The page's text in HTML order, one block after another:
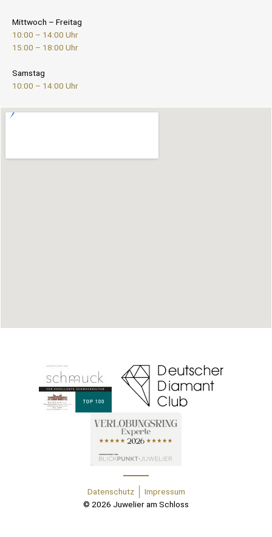
Mittwoch – Freitag
10:00 – 14:00 Uhr
15:00 – 18:00 Uhr
Samstag
10:00 – 14:00 Uhr
Datenschutz
Impressum
© 2026 Juwelier am Schloss